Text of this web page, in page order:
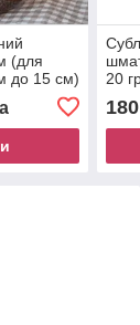
(для
до 15 см)
20
180